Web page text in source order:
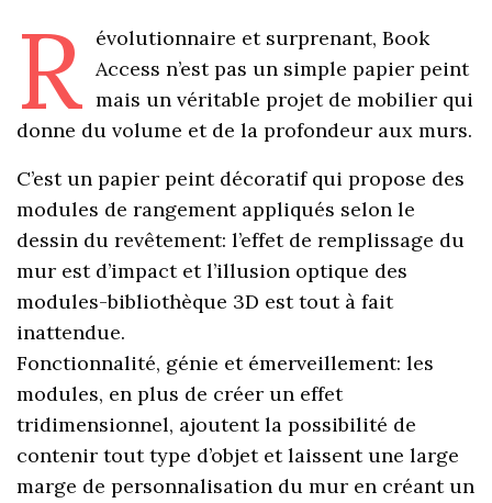
R évolutionnaire et surprenant, Book
Access n’est pas un simple papier peint
mais un véritable projet de mobilier qui
donne du volume et de la profondeur aux murs.
C’est un papier peint décoratif qui propose des
modules de rangement appliqués selon le
dessin du revêtement: l’effet de remplissage du
mur est d’impact et l’illusion optique des
modules-bibliothèque 3D est tout à fait
inattendue.
Fonctionnalité, génie et émerveillement: les
modules, en plus de créer un effet
tridimensionnel, ajoutent la possibilité de
contenir tout type d’objet et laissent une large
marge de personnalisation du mur en créant un